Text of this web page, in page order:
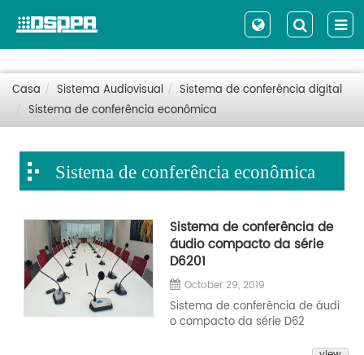
Casa Sistema Audiovisual
Sistema de conferência digital
Sistema de conferência econômica
Sistema de conferência econômica
Sistema de conferência de
áudio compacto da série
D6201
October 29, 2019
Sistema de conferência de áudi
o compacto da série D62